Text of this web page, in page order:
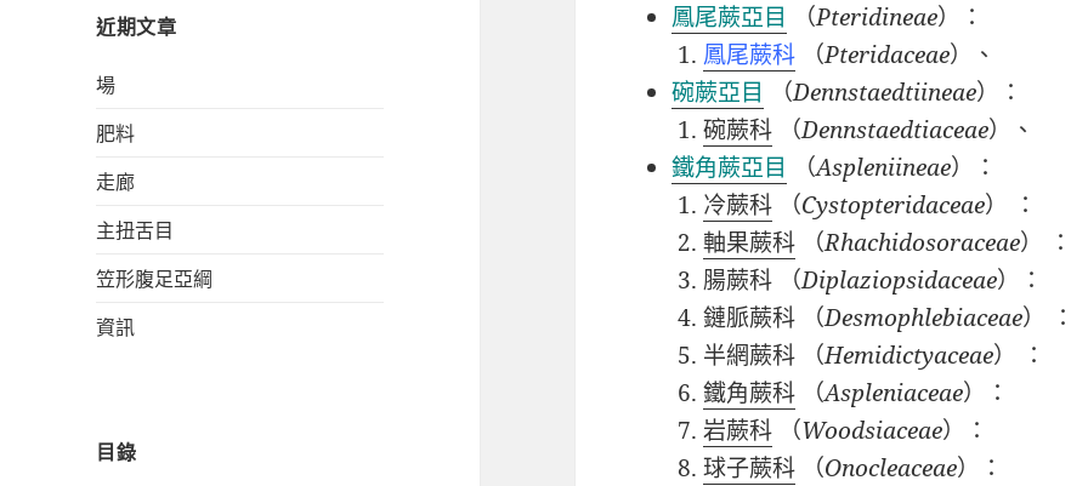
近期文章
場
肥料
走廊
主扭舌目
笠形腹足亞綱
資訊
目錄
鳳尾蕨亞目
（Pteridineae）：
鳳尾蕨科
（Pteridaceae）、
碗蕨亞目
（Dennstaedtiineae）：
碗蕨科
（Dennstaedtiaceae）、
鐵角蕨亞目
（Aspleniineae）：
冷蕨科
（Cystopteridaceae）
：
軸果蕨科
（Rhachidosoraceae）
：
腸蕨科
（Diplaziopsidaceae）：
鏈脈蕨科
（Desmophlebiaceae）
：
半網蕨科
（Hemidictyaceae）
：
鐵角蕨科
（Aspleniaceae）：
岩蕨科
（Woodsiaceae）：
球子蕨科
（Onocleaceae）：